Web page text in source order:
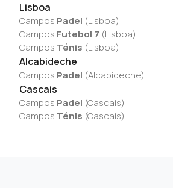
Lisboa
Campos Padel (Lisboa)
Campos Futebol 7 (Lisboa)
Campos Ténis (Lisboa)
Alcabideche
Campos Padel (Alcabideche)
Cascais
Campos Padel (Cascais)
Campos Ténis (Cascais)